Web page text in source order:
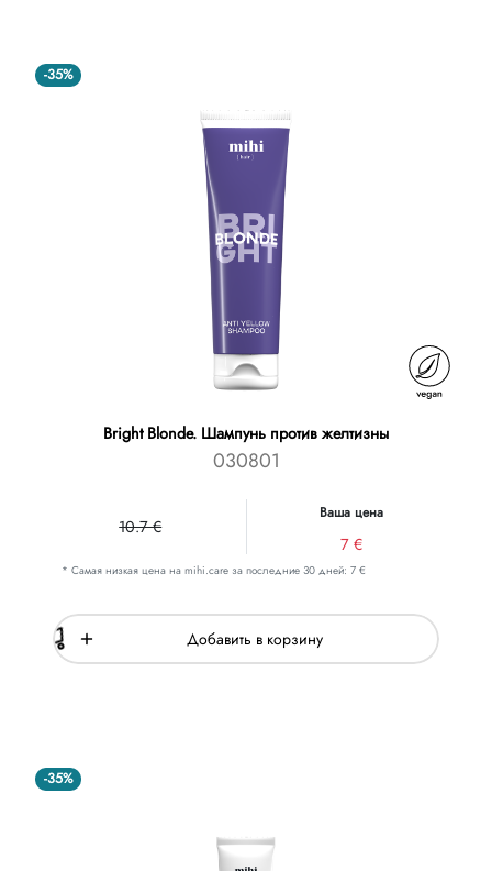
-35%
Bright Blonde. Шампунь против желтизны
030801
10.7 €
Ваша цена
7 €
* Самая низкая цена на mihi.care за последние 30 дней: 7 €
Добавить в корзину
-35%